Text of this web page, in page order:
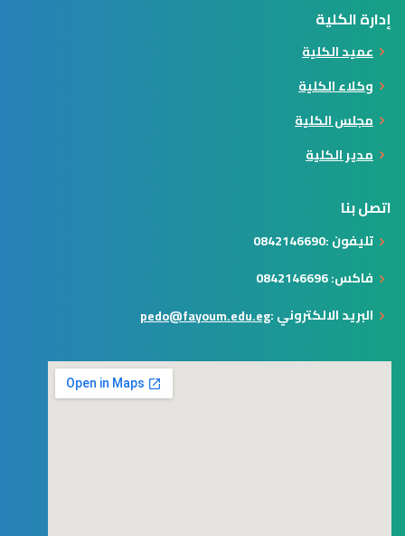
إدارة الكلية
عميد الكلية
وكلاء الكلية
مجلس الكلية
مدير الكلية
اتصل بنا
تليفون :0842146690
فاكس: 0842146696
البريد الالكتروني :pedo@fayoum.edu.eg